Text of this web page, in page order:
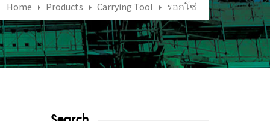
Home Products Carrying Tool รอกโซ่